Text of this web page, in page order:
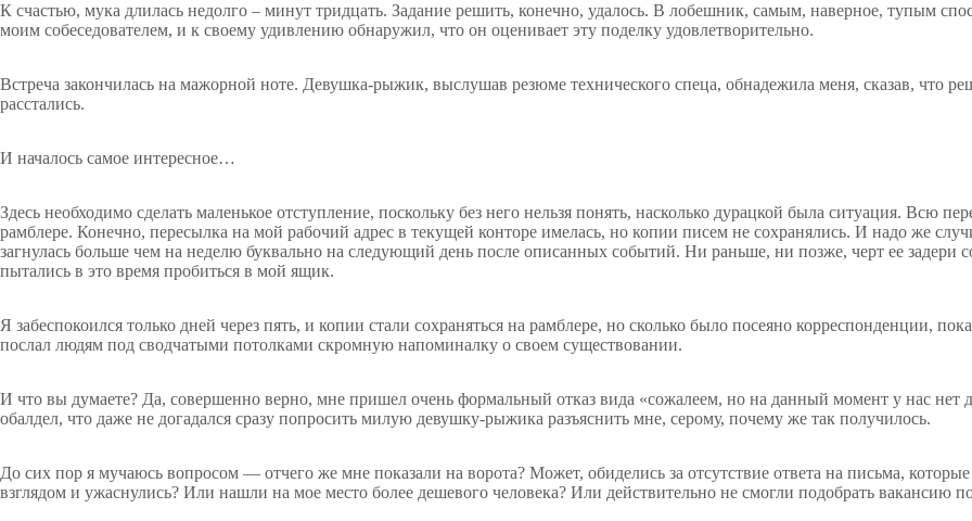
К счастью, мука длилась недолго – минут тридцать. Задание решить, конечно, удалось. В лобешник, самым, наверное, тупым
моим собеседователем, и к своему удивлению обнаружил, что он оценивает эту поделку удовлетворительно.
Встреча закончилась на мажорной ноте. Девушка-рыжик, выслушав резюме технического спеца, обнадежила меня, сказав, что
расстались.
И началось самое интересное…
Здесь необходимо сделать маленькое отступление, поскольку без него нельзя понять, насколько дурацкой была ситуация. Всю
рамблере. Конечно, пересылка на мой рабочий адрес в текущей конторе имелась, но копии писем не сохранялись. И надо же
загнулась больше чем на неделю буквально на следующий день после описанных событий. Ни раньше, ни позже, черт ее задери
пытались в это время пробиться в мой ящик.
Я забеспокоился только дней через пять, и копии стали сохраняться на рамблере, но сколько было посеяно корреспонденции,
послал людям под сводчатыми потолками скромную напоминалку о своем существовании.
И что вы думаете? Да, совершенно верно, мне пришел очень формальный отказ вида «сожалеем, но на данный момент у нас
обалдел, что даже не догадался сразу попросить милую девушку-рыжика разъяснить мне, серому, почему же так получилось.
До сих пор я мучаюсь вопросом — отчего же мне показали на ворота? Может, обиделись за отсутствие ответа на письма,
взглядом и ужаснулись? Или нашли на мое место более дешевого человека? Или действительно не смогли подобрать вакансию